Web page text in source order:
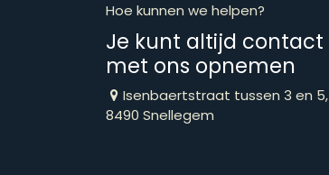
Hoe kunnen we helpen?
Je kunt altijd contact
met ons opnemen
Isenbaertstraat tussen 3 en 5,
8490 Snellegem